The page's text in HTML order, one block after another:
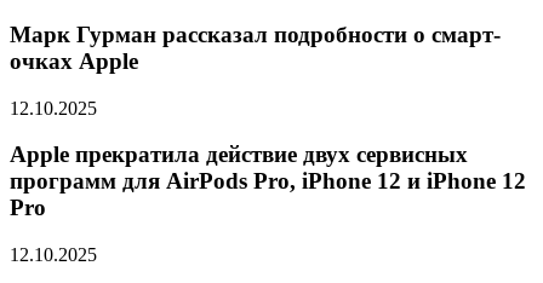
Марк Гурман рассказал подробности о смарт-
очках Apple
12.10.2025
Apple прекратила действие двух сервисных
программ для AirPods Pro, iPhone 12 и iPhone 12
Pro
12.10.2025